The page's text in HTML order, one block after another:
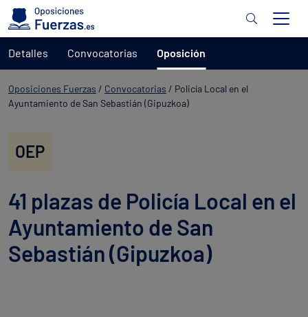
Oposiciones Fuerzas / Convocatorias / Policía Local en el
Ayuntamiento de San Sebastián (Gipuzkoa)
OEP
41 plazas de Policía Local en el
Ayuntamiento de San
Sebastián (Gipuzkoa)
Detalles Convocatorias Oposición